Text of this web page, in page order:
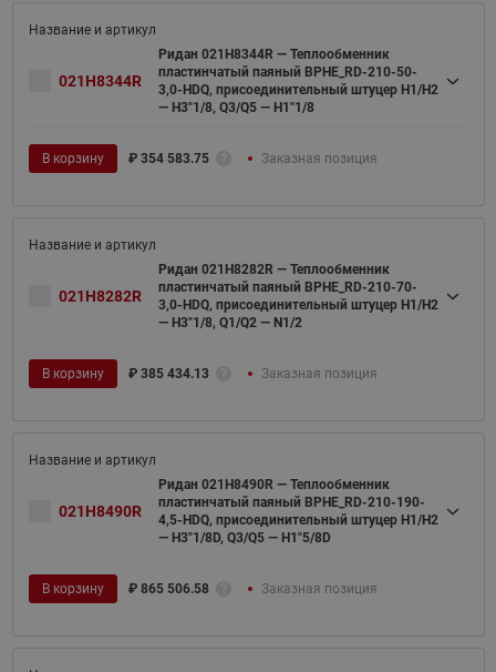
021H8344R
Ридан 021H8344R — Теплообменник
пластинчатый паяный BPHE_RD-210-50-
3,0-HDQ, присоединительный штуцер H1/H2
— H3"1/8, Q3/Q5 — H1"1/8
В корзину ₽ 354 583.75 Заказная позиция
021H8282R
Ридан 021H8282R — Теплообменник
пластинчатый паяный BPHE_RD-210-70-
3,0-HDQ, присоединительный штуцер H1/H2
— H3"1/8, Q1/Q2 — N1/2
В корзину ₽ 385 434.13 Заказная позиция
021H8490R
Ридан 021H8490R — Теплообменник
пластинчатый паяный BPHE_RD-210-190-
4,5-HDQ, присоединительный штуцер H1/H2
— H3"1/8D, Q3/Q5 — H1"5/8D
В корзину ₽ 865 506.58 Заказная позиция